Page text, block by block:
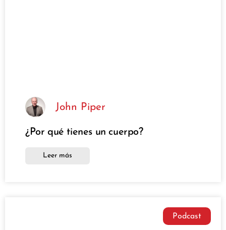
John Piper
¿Por qué tienes un cuerpo?
Leer más
Podcast